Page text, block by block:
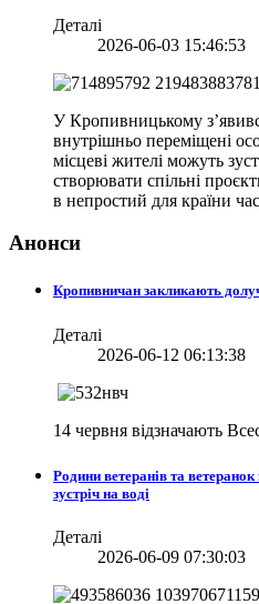
Деталі
2026-06-03 15:46:53
У Кропивницькому
внутрішньо переміщені
місцеві жителі можуть
створювати спільні
в непростий для країни
Анонси
Кропивничан закликають
Деталі
2026-06-12 06:13:38
14 червня відзначають
Родини ветеранів та
зустріч на воді
Деталі
2026-06-09 07:30:03